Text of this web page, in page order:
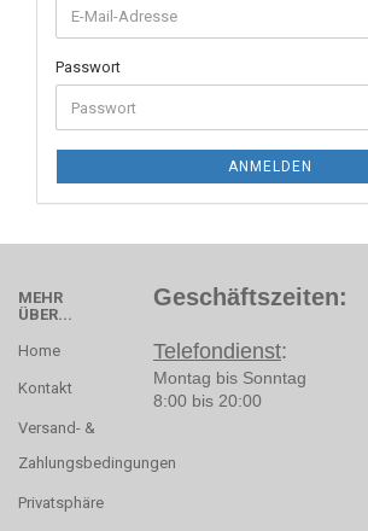
Passwort
ANMELDEN
MEHR
ÜBER...
Home
Kontakt
Versand- &
Zahlungsbedingungen
Privatsphäre
Geschäftszeiten:
Telefondienst:
Montag bis Sonntag
8:00 bis 20:00